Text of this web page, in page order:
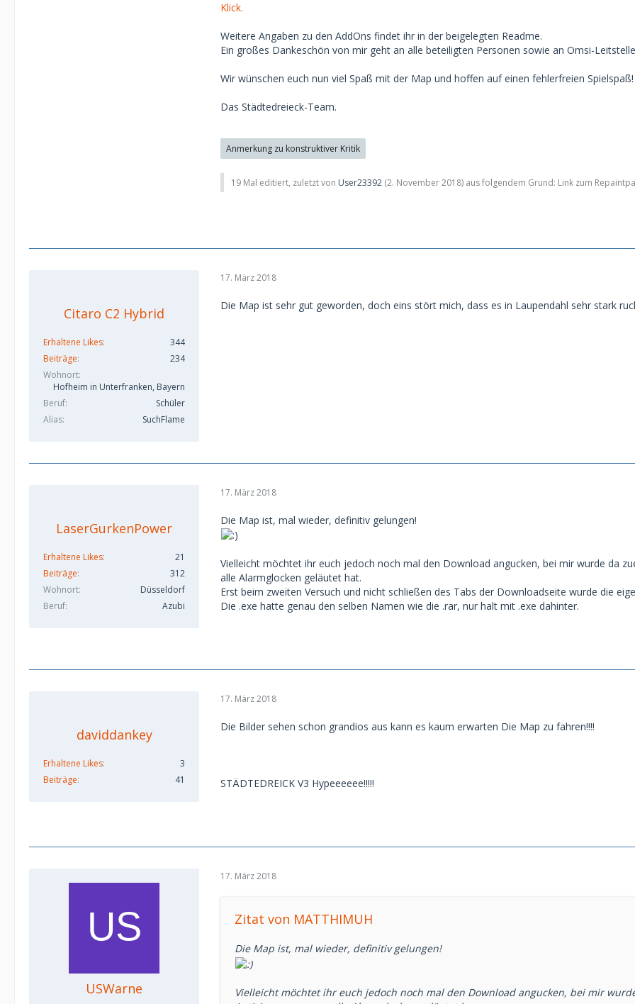
Klick.
Weitere Angaben zu den AddOns findet ihr in der beigelegten Readme.
Ein großes Dankeschön von mir geht an alle beteiligten Personen sowie an Omsi-
Wir wünschen euch nun viel Spaß mit der Map und hoffen auf einen fehlerfreien Spielspaß!
Das Städtedreieck-Team.
Anmerkung zu konstruktiver Kritik
19 Mal editiert, zuletzt von User23392 (2. November 2018) aus folgendem Grund: Link zum
Citaro C2 Hybrid
Erhaltene Likes
344
Beiträge
234
Wohnort
Hofheim in Unterfranken, Bayern
Beruf
Schüler
Alias
SuchFlame
17. März 2018
Die Map ist sehr gut geworden, doch eins stört mich, dass es in Laupendahl sehr stark
LaserGurkenPower
Erhaltene Likes
21
Beiträge
312
Wohnort
Düsseldorf
Beruf
Azubi
17. März 2018
Die Map ist, mal wieder, definitiv gelungen!
Vielleicht möchtet ihr euch jedoch noch mal den Download angucken, bei mir wurde da
alle Alarmglocken geläutet hat.
Erst beim zweiten Versuch und nicht schließen des Tabs der Downloadseite wurde die
Die .exe hatte genau den selben Namen wie die .rar, nur halt mit .exe dahinter.
daviddankey
Erhaltene Likes
3
Beiträge
41
17. März 2018
Die Bilder sehen schon grandios aus kann es kaum erwarten Die Map zu fahren!!!!
STÄDTEDREICK V3 Hypeeeeee!!!!!
USWarne
17. März 2018
Zitat von MATTHIMUH
Die Map ist, mal wieder, definitiv gelungen!
Vielleicht möchtet ihr euch jedoch noch mal den Download angucken, bei mir